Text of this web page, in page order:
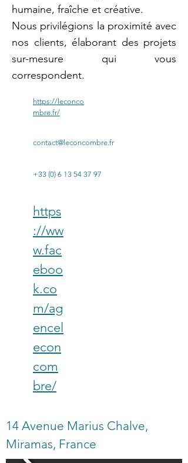
humaine, fraîche et créative.
Nous privilégions la proximité avec
nos clients, élaborant des projets
sur-mesure qui vous
correspondent.
https://leconco
mbre.fr/
contact@leconcombre.fr
+33 (0) 6 13 54 37 97
https
://ww
w.fac
eboo
k.co
m/ag
encel
econ
com
bre/
14 Avenue Marius Chalve,
Miramas, France